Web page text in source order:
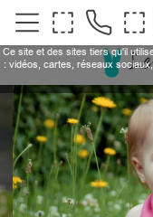
Ce site et des sites tiers qu'il
: vidéos, cartes, réseaux